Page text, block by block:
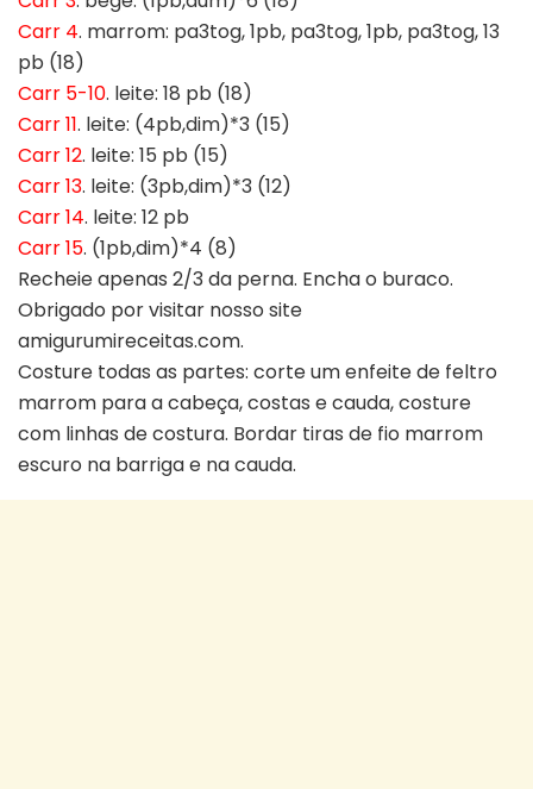
Carr 4. marrom: pa3tog, 1pb, pa3tog, 1pb, pa3tog, 13
pb (18)
Carr 5-10. leite: 18 pb (18)
Carr 11. leite: (4pb,dim)*3 (15)
Carr 12. leite: 15 pb (15)
Carr 13. leite: (3pb,dim)*3 (12)
Carr 14. leite: 12 pb
Carr 15. (1pb,dim)*4 (8)
Recheie apenas 2/3 da perna. Encha o buraco.
Obrigado por visitar nosso site
amigurumireceitas.com.
Costure todas as partes: corte um enfeite de feltro
marrom para a cabeça, costas e cauda, costure
com linhas de costura. Bordar tiras de fio marrom
escuro na barriga e na cauda.